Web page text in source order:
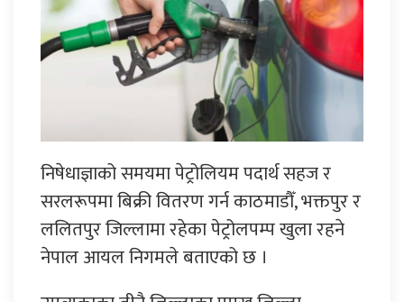
निषेधाज्ञाको समयमा पेट्रोलियम पदार्थ सहज र
सरलरूपमा बिक्री वितरण गर्न काठमाडौँ, भक्तपुर र
ललितपुर जिल्लामा रहेका पेट्रोलपम्प खुला रहने
नेपाल आयल निगमले बताएको छ ।